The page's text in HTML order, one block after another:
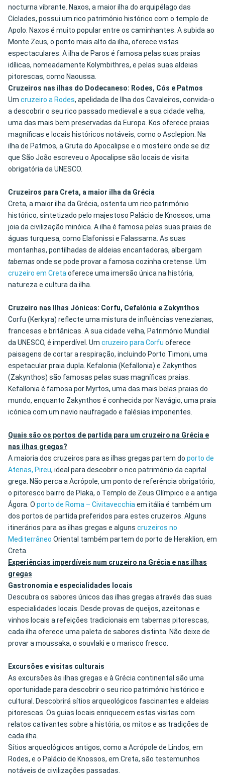
nocturna vibrante. Naxos, a maior ilha do arquipélago das
Cíclades, possui um rico património histórico com o templo de
Apolo. Naxos é muito popular entre os caminhantes. A subida ao
Monte Zeus, o ponto mais alto da ilha, oferece vistas
espectaculares. A ilha de Paros é famosa pelas suas praias
idílicas, nomeadamente Kolymbithres, e pelas suas aldeias
pitorescas, como Naoussa.
Cruzeiros nas ilhas do Dodecaneso: Rodes, Cós e Patmos
Um cruzeiro a Rodes, apelidada de Ilha dos Cavaleiros, convida-o
a descobrir o seu rico passado medieval e a sua cidade velha,
uma das mais bem preservadas da Europa. Kos oferece praias
magníficas e locais históricos notáveis, como o Asclepion. Na
ilha de Patmos, a Gruta do Apocalipse e o mosteiro onde se diz
que São João escreveu o Apocalipse são locais de visita
obrigatória da UNESCO.
Cruzeiros para Creta, a maior ilha da Grécia
Creta, a maior ilha da Grécia, ostenta um rico património
histórico, sintetizado pelo majestoso Palácio de Knossos, uma
joia da civilização minóica. A ilha é famosa pelas suas praias de
águas turquesa, como Elafonissi e Falassarna. As suas
montanhas, pontilhadas de aldeias encantadoras, albergam
tabernasonde se pode provar a famosa cozinha cretense. Um
cruzeiro em Creta oferece uma imersão única na história,
natureza e cultura da ilha.
Cruzeiro nas Ilhas Jónicas: Corfu, Cefalónia e Zakynthos
Corfu (Kerkyra) reflecte uma mistura de influências venezianas,
francesas e britânicas. A sua cidade velha, Património Mundial
da UNESCO, é imperdível. Um cruzeiro para Corfu oferece
paisagens de cortar a respiração, incluindo Porto Timoni, uma
espetacular praia dupla. Kefalonia (Kefallonia) e Zakynthos
(Zakynthos) são famosas pelas suas magníficas praias.
Kefallonia é famosa por Myrtos, uma das mais belas praias do
mundo, enquanto Zakynthos é conhecida por Navágio, uma praia
icónica com um navio naufragado e falésias imponentes.
Quais são os portos de partida para um cruzeiro na Grécia e
nas ilhas gregas?
A maioria dos cruzeiros para as ilhas gregas partem do porto de
Atenas, Pireu, ideal para descobrir o rico património da capital
grega. Não perca a Acrópole, um ponto de referência obrigatório,
o pitoresco bairro de Plaka, o Templo de Zeus Olímpico e a antiga
Ágora. O porto de Roma – Civitavecchia em itália é também um
dos portos de partida preferidos para estes cruzeiros. Alguns
itinerários para as ilhas gregas e alguns cruzeiros no
Mediterrâneo Oriental também partem do porto de Heraklion, em
Creta.
Experiências imperdíveis num cruzeiro na Grécia e nas ilhas
gregas
Gastronomia e especialidades locais
Descubra os sabores únicos das ilhas gregas através das suas
especialidades locais. Desde provas de queijos, azeitonas e
vinhos locais a refeições tradicionais em tabernas pitorescas,
cada ilha oferece uma paleta de sabores distinta. Não deixe de
provar a moussaka, o souvlaki e o marisco fresco.
Excursões e visitas culturais
As excursões às ilhas gregas e à Grécia continental são uma
oportunidade para descobrir o seu rico património histórico e
cultural. Descobrirá sítios arqueológicos fascinantes e aldeias
pitorescas. Os guias locais enriquecem estas visitas com
relatos cativantes sobre a história, os mitos e as tradições de
cada ilha.
Sítios arqueológicos antigos, como a Acrópole de Lindos, em
Rodes, e o Palácio de Knossos, em Creta, são testemunhos
notáveis de civilizações passadas.